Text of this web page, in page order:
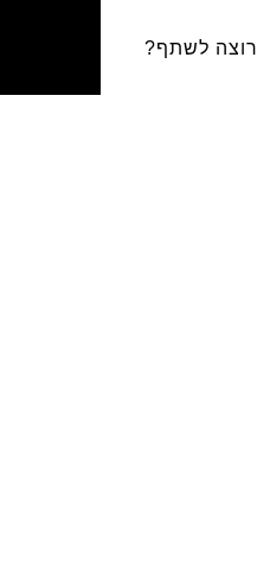
רוצה לשתף?